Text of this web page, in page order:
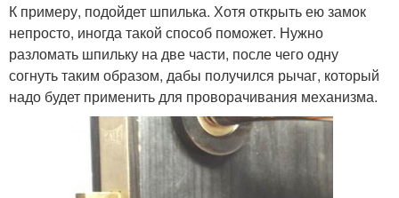
К примеру, подойдет шпилька. Хотя открыть ею замок
непросто, иногда такой способ поможет. Нужно
разломать шпильку на две части, после чего одну
согнуть таким образом, дабы получился рычаг, который
надо будет применить для проворачивания механизма.